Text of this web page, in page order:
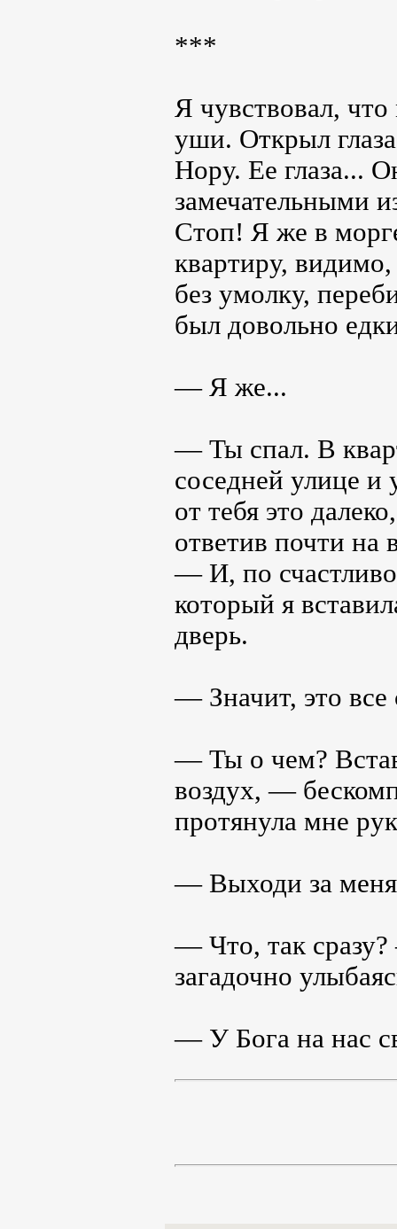
***
Я чувствовал,
уши. Открыл
Нору. Ее глаза...
замечательными
Стоп! Я же в
квартиру,
без умолку,
был довольно
― Я же...
― Ты спал. В
соседней улице и
от тебя это
ответив почти на
― И, по
который я
дверь.
― Значит, это все
― Ты о чем?
воздух, ―
протянула мне
― Выходи за
― Что, так
загадочно
― У Бога на нас